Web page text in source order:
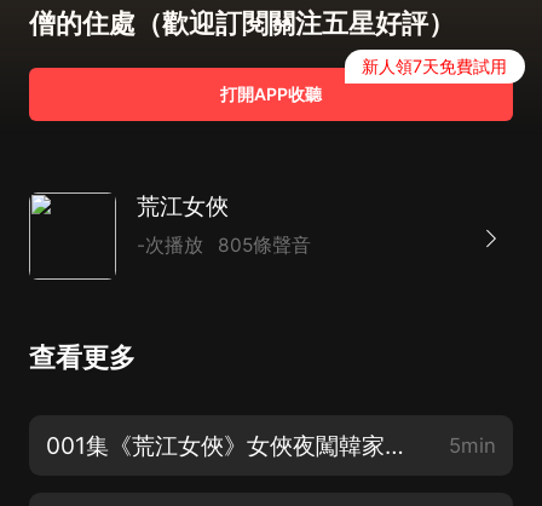
僧的住處（歡迎訂閱關注五星好評）
打開APP收聽
新人領7天免費試用
荒江女俠
-次播放 805條聲音
查看更多
001集《荒江女俠》女俠夜闖韓家莊（歡迎訂閱關注五星好評） 5min